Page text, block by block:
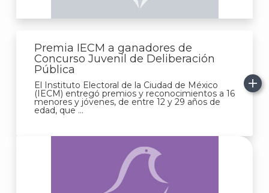
Premia IECM a ganadores de
Concurso Juvenil de Deliberación
Pública
El Instituto Electoral de la Ciudad de México
(IECM) entregó premios y reconocimientos a 16
menores y jóvenes, de entre 12 y 29 años de
edad, que ...